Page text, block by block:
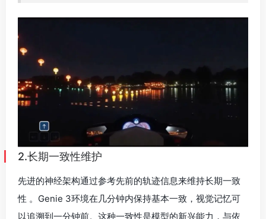
性 。Genie 3环境在几分钟内保持基本一致，视觉记忆可
以追溯到一分钟前。这种一致性是模型的新兴能力，与依
赖显式3D表示的NeRFs和Gaussian Splatting等方法不
同。
想象一下，模型需要在生成每一帧的同时，在脑海中维持
一张不断更新的”世界地图”，这个跟我们之前游戏需要构建
一个完整的空间已经搭建好的场景完全不一样，需要有
时生成+强大记忆（一致性）。当用户重新访问之前去过的
地方时，模型需要准确地从记忆中提取相关信息，并且需
要确保环境的一致性。